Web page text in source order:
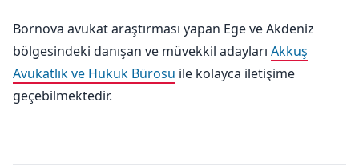
Bornova avukat araştırması yapan Ege ve Akdeniz
bölgesindeki danışan ve müvekkil adayları Akkuş
Avukatlık ve Hukuk Bürosu ile kolayca iletişime
geçebilmektedir.